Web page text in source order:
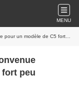
MENU
modèle de C5 fort peu courant…
peu